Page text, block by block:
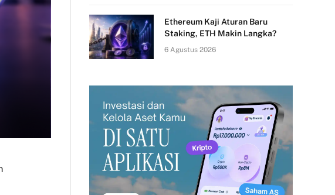
Ethereum Kaji Aturan Baru
Staking, ETH Makin Langka?
6 Agustus 2026